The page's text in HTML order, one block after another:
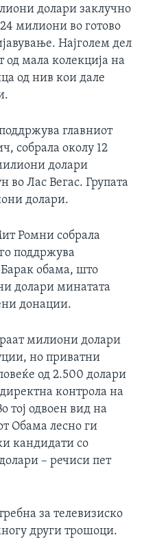
долари заклучно
милиони во готово
Најголем дел
од мала колекција на
од нив кои дале
главниот
собрала околу 12
долари
во Лас Вегас. Групата
долари.
Ромни собрала
поддржува
Барак обама, што
долари минатата
донации.
милиони долари
но приватни
од 2.500 долари
контрола на
тој одвоен вид на
Обама лесно ги
кандидати со
– речиси пет
за телевизиско
други трошоци.